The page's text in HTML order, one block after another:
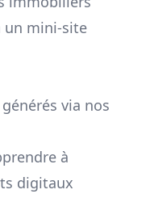
un mini-site
via nos
à
digitaux